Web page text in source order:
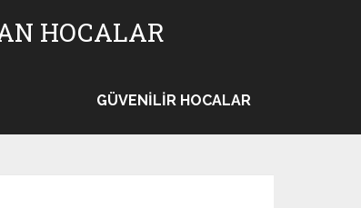
HOCALAR
GÜVENILIR HOCALAR